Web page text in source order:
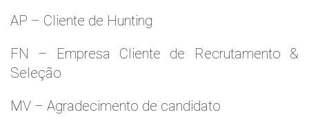
AP – Cliente de Hunting
FN – Empresa Cliente de Recrutamento &
Seleção
MV – Agradecimento de candidato